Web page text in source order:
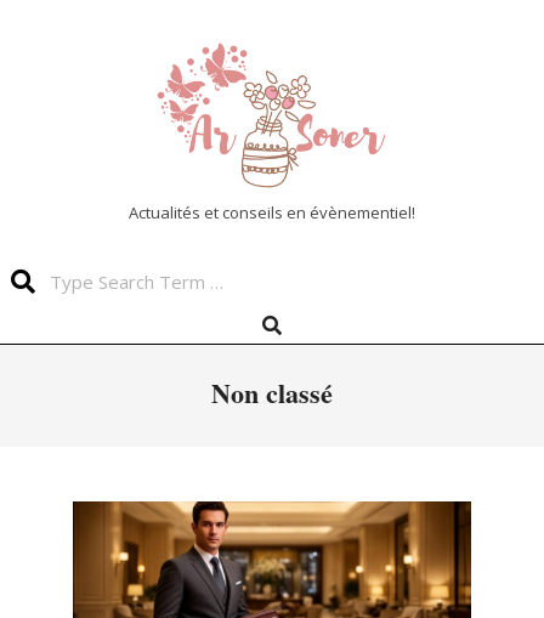
Actualités et conseils en évènementiel!
Navigation
Search
Non classé